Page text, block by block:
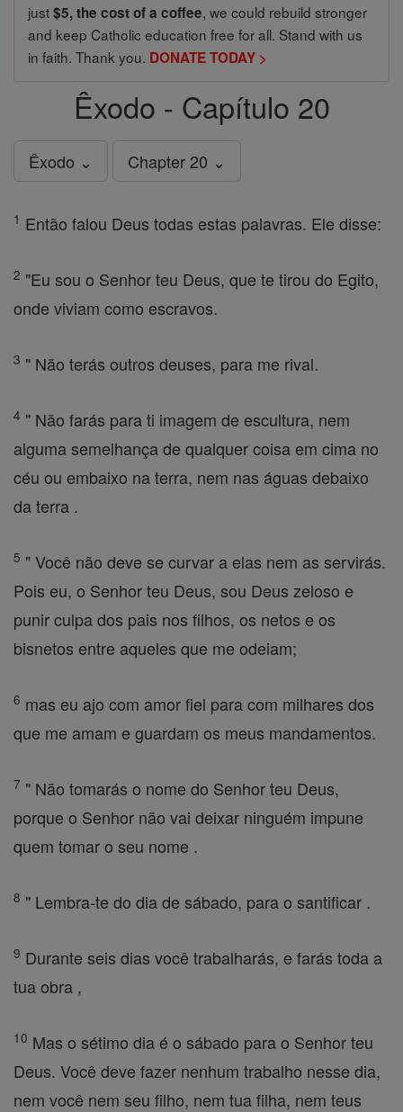
just$5, the cost of a coffee, we could rebuild stronger
and keep Catholic education free for all. Stand with us
in faith. Thank you. DONATE TODAY >
Êxodo - Capítulo 20
Êxodo ⌄ Chapter 20 ⌄
1 Então falou Deus todas estas palavras. Ele disse:
2 "Eu sou o Senhor teu Deus, que te tirou do Egito,
onde viviam como escravos.
3 " Não terás outros deuses, para me rival.
4 " Não farás para ti imagem de escultura, nem
alguma semelhança de qualquer coisa em cima no
céu ou embaixo na terra, nem nas águas debaixo
da terra .
5 " Você não deve se curvar a elas nem as servirás.
Pois eu, o Senhor teu Deus, sou Deus zeloso e
punir culpa dos pais nos filhos, os netos e os
bisnetos entre aqueles que me odeiam;
6 mas eu ajo com amor fiel para com milhares dos
que me amam e guardam os meus mandamentos.
7 " Não tomarás o nome do Senhor teu Deus,
porque o Senhor não vai deixar ninguém impune
quem tomar o seu nome .
8 " Lembra-te do dia de sábado, para o santificar .
9 Durante seis dias você trabalharás, e farás toda a
tua obra ,
10 Mas o sétimo dia é o sábado para o Senhor teu
Deus. Você deve fazer nenhum trabalho nesse dia,
nem você nem seu filho, nem tua filha, nem teus